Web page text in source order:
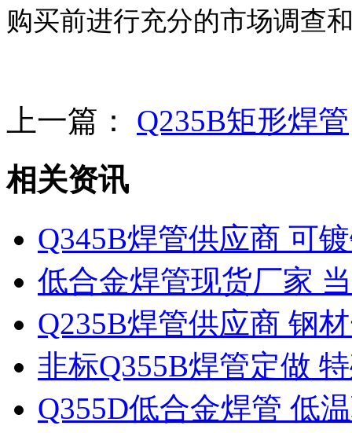
购买前进行充分的市场调查
上一篇： Q235B矩形焊管
相关资讯
Q345B焊管供应商 可
低合金焊管现货厂家
Q235B焊管供应商 钢
非标Q355B焊管定做
Q355D低合金焊管 低